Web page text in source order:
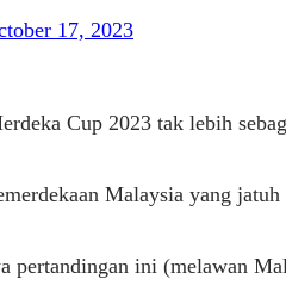
17, 2023
Cup 2023 tak lebih
Malaysia yang
pertandingan ini (melawan